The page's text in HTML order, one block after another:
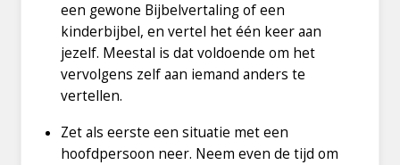
een gewone Bijbelvertaling of een
kinderbijbel, en vertel het één keer aan
jezelf. Meestal is dat voldoende om het
vervolgens zelf aan iemand anders te
vertellen.
Zet als eerste een situatie met een
hoofdpersoon neer. Neem even de tijd om